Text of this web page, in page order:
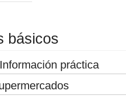
básicos
Información práctica